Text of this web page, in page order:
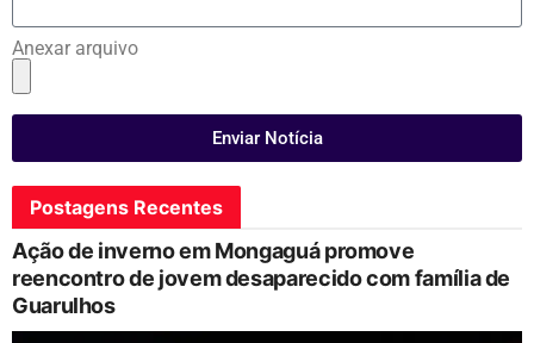
Anexar arquivo
Enviar Notícia
Postagens Recentes
Ação de inverno em Mongaguá promove
reencontro de jovem desaparecido com família de
Guarulhos